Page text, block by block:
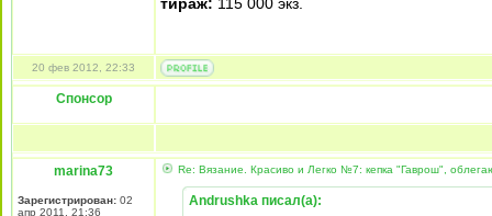
20 фев 2012, 22:33
Спонсор
marina73
Зарегистрирован: 02
апр 2011, 21:36
Re: Вязание. Красиво и Легко №7: кепка "Гаврош",
Andrushka писал(а):